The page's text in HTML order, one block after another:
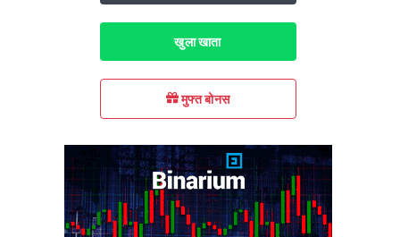
खुला खाता
मुफ्त बोनस